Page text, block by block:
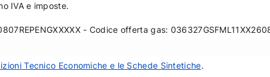
IVA e imposte.
- Codice offerta gas:
Tecnico Economiche e le Schede Sintetiche.